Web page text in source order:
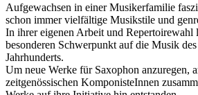
Aufgewachsen in einer Musikerfamilie
schon immer vielfältige Musikstile und
In ihrer eigenen Arbeit und Repertoirewahl
besonderen Schwerpunkt auf die Musik
Jahrhunderts.
Um neue Werke für Saxophon anzuregen,
zeitgenössischen KomponisteInnen